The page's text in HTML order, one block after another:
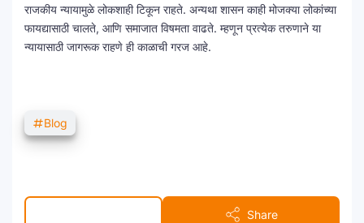
राजकीय न्यायामुळे लोकशाही टिकून राहते. अन्यथा शासन काही मोजक्या लोकांच्या
फायद्यासाठी चालते, आणि समाजात विषमता वाढते. म्हणून प्रत्येक तरुणाने या
न्यायासाठी जागरूक राहणे ही काळाची गरज आहे.
Blog
Share